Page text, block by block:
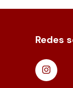
Redes